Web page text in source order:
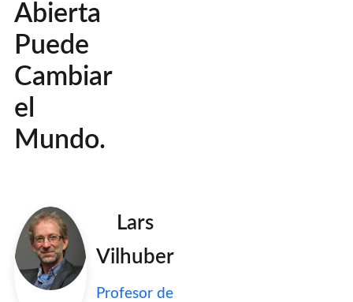
Abierta
Puede
Cambiar
el
Mundo.
Lars
Vilhuber
Profesor de